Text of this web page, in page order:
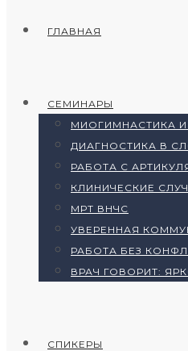
ГЛАВНАЯ
СЕМИНАРЫ
МИОГИМНАСТИКА
ДИАГНОСТИКА В
РАБОТА С
КЛИНИЧЕСКИЕ
МРТ ВНЧС
УВЕРЕННАЯ
РАБОТА БЕЗ
ВРАЧ ГОВОРИТ:
СПИКЕРЫ